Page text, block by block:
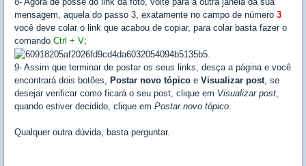
mensagem, aquela do passo 3, exatamente no campo de número 3
você deve colar o link que acabou de copiar, para colar basta fazer o
comando Ctrl + V;
9- Assim que terminar de postar os seus links, desça a página e você
encontrará dois botões, Postar novo tópico e Visualizar post, se
desejar verificar como ficará o seu post, clique em Visualizar post,
quando estiver decidido, clique em Postar novo tópico.
Qualquer outra dúvida, basta perguntar.